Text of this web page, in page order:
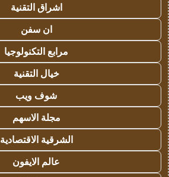
اشراق التقنية
ان سفن
مرابع التكنولوجيا
خيال التقنية
شوف ويب
مجلة الاسهم
الشرقية الاقتصادية
عالم الايفون